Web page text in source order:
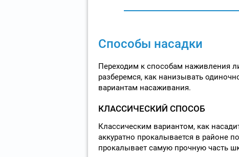
Способы насадки
Переходим к способам наживления
разберемся, как нанизывать
вариантам насаживания.
КЛАССИЧЕСКИЙ СПОСОБ
Классическим вариантом, как
аккуратно прокалывается в районе
прокалывает самую прочную часть